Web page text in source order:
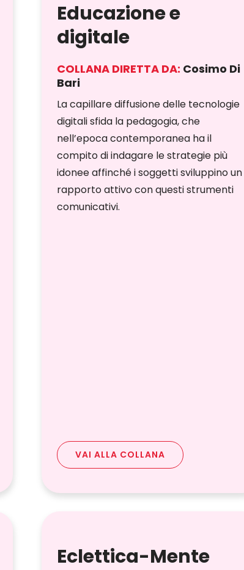
Educazione e
digitale
COLLANA DIRETTA DA: Cosimo Di
Bari
La capillare diffusione delle tecnologie
digitali sfida la pedagogia, che
nell’epoca contemporanea ha il
compito di indagare le strategie più
idonee affinché i soggetti sviluppino un
rapporto attivo con questi strumenti
comunicativi.
VAI ALLA COLLANA
Eclettica-Mente